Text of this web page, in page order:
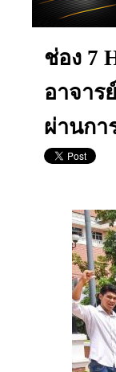
ช่อง 7
อาจาร
ผ่านกา